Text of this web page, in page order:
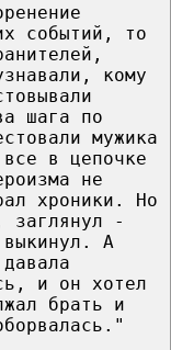
событий, то
кому
шага по
мужика
в цепочке
не
хроники. Но
заглянул -
А
и он хотел
брать и